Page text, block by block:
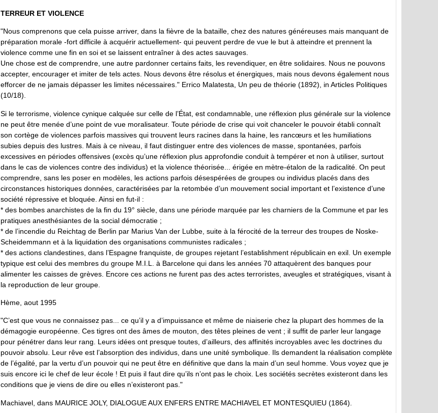
TERREUR ET VIOLENCE
"Nous comprenons que cela puisse arriver, dans la fièvre de la bataille, chez des natures généreuses mais manquant de
préparation morale -fort difficile à acquérir actuellement- qui peuvent perdre de vue le but à atteindre et prennent la
violence comme une fin en soi et se laissent entraîner à des actes sauvages.
Une chose est de comprendre, une autre pardonner certains faits, les revendiquer, en être solidaires. Nous ne pouvons
accepter, encourager et imiter de tels actes. Nous devons être résolus et énergiques, mais nous devons également nous
efforcer de ne jamais dépasser les limites nécessaires." Errico Malatesta, Un peu de théorie (1892), in Articles Politiques
(10/18).
Si le terrorisme, violence cynique calquée sur celle de l’État, est condamnable, une réflexion plus générale sur la violence
ne peut être menée d’une point de vue moralisateur. Toute période de crise qui voit chanceler le pouvoir établi connaît
son cortège de violences parfois massives qui trouvent leurs racines dans la haine, les rancœurs et les humiliations
subies depuis des lustres. Mais à ce niveau, il faut distinguer entre des violences de masse, spontanées, parfois
excessives en périodes offensives (excès qu’une réflexion plus approfondie conduit à tempérer et non à utiliser, surtout
dans le cas de violences contre des individus) et la violence théorisée... érigée en mètre-étalon de la radicalité. On peut
comprendre, sans les poser en modèles, les actions parfois désespérées de groupes ou individus placés dans des
circonstances historiques données, caractérisées par la retombée d’un mouvement social important et l’existence d’une
société répressive et bloquée. Ainsi en fut-il :
* des bombes anarchistes de la fin du 19° siècle, dans une période marquée par les charniers de la Commune et par les
pratiques anesthésiantes de la social démocratie ;
* de l’incendie du Reichtag de Berlin par Marius Van der Lubbe, suite à la férocité de la terreur des troupes de Noske-
Scheidemmann et à la liquidation des organisations communistes radicales ;
* des actions clandestines, dans l’Espagne franquiste, de groupes rejetant l’establishment républicain en exil. Un exemple
typique est celui des membres du groupe M.I.L. à Barcelone qui dans les années 70 attaquèrent des banques pour
alimenter les caisses de grèves. Encore ces actions ne furent pas des actes terroristes, aveugles et stratégiques, visant à
la reproduction de leur groupe.
Hème, aout 1995
"C’est que vous ne connaissez pas... ce qu’il y a d’impuissance et même de niaiserie chez la plupart des hommes de la
démagogie européenne. Ces tigres ont des âmes de mouton, des têtes pleines de vent ; il suffit de parler leur langage
pour pénétrer dans leur rang. Leurs idées ont presque toutes, d’ailleurs, des affinités incroyables avec les doctrines du
pouvoir absolu. Leur rêve est l’absorption des individus, dans une unité symbolique. Ils demandent la réalisation complète
de l’égalité, par la vertu d’un pouvoir qui ne peut être en définitive que dans la main d’un seul homme. Vous voyez que je
suis encore ici le chef de leur école ! Et puis il faut dire qu’ils n’ont pas le choix. Les sociétés secrètes existeront dans les
conditions que je viens de dire ou elles n’existeront pas."
Machiavel, dans MAURICE JOLY, DIALOGUE AUX ENFERS ENTRE MACHIAVEL ET MONTESQUIEU (1864).